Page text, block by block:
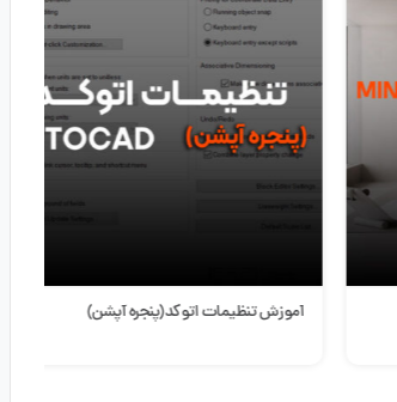
آموزش تنظیمات اتوکد(پنجره آپشن)